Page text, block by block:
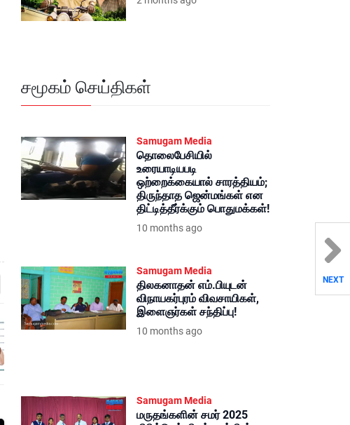
NEXT
சமூகம் செய்திகள்
Samugam Media
தொலைபேசியில்
உரையாடியபடி
ஒற்றைக்கையால் சாரத்தியம்;
திருந்தாத ஜென்மங்கள் என
திட்டித்தீர்க்கும் பொதுமக்கள்!
10 months ago
Samugam Media
திலகனாதன் எம்.பியுடன்
விநாயகர்புரம் விவசாயிகள்,
இளைஞர்கள் சந்திப்பு!
10 months ago
Samugam Media
மருதங்களின் சமர் 2025